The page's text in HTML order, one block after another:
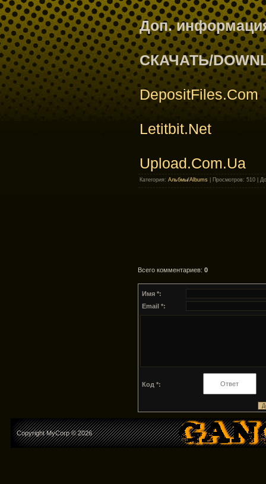
Доп.
СКАЧАТЬ/
DepositFiles.Com
Letitbit.Net
Upload.Com.Ua
Категория: Альбмы/Albums Просмотров: 510 |
Всего комментариев: 0
Имя *:
Email *:
Код *:
Copyright MyCorp © 2026